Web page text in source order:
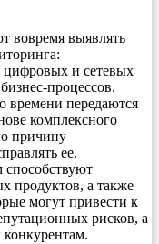
вовремя выявлять
и сетевых
процессов.
времени передаются
комплексного
причину
ее.
продуктов, а также
могут привести к
рисков, а
конкурентам.